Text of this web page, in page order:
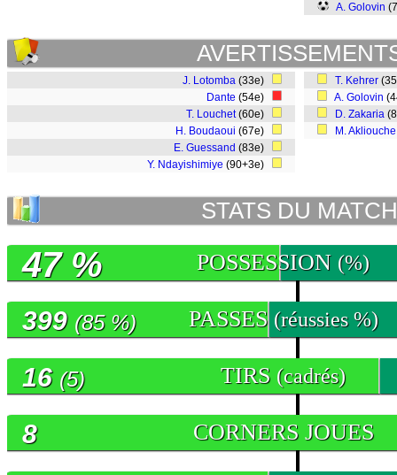
A. Golovin
J. Lotomba (33e)
Dante (54e)
T. Louchet(60e)
H. Boudaoui (67e)
E. Guessand (83e)
Y. Ndayishimiye (90+3e)
T. Kehrer
A. Golovin
D. Zakaria
M. Akliouche
STATS DU MATCH
POSSESSION (%)
47 %
PASSES (réussies %)
399 (85 %)
TIRS (cadrés)
16 (5)
CORNERS JOUES
8